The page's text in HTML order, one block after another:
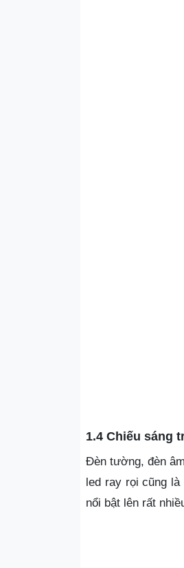
1.4 Chiếu sáng
Đèn tường, đèn
led ray rọi cũng
nổi bật lên rất